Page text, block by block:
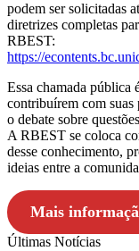
podem ser solicitadas
diretrizes completas
RBEST:
https://
Essa chamada pública
contribuírem com suas
o debate sobre
A RBEST se coloca
desse conhecimento,
ideias entre a
Mais
Últimas Notícias